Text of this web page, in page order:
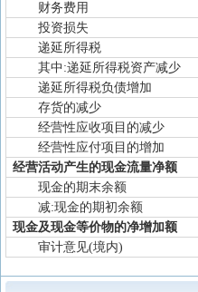
财务费用
投资损失
递延所得税
其中:递延所得税资产减少
递延所得税负债增加
存货的减少
经营性应收项目的减少
经营性应付项目的增加
经营活动产生的现金流量净额
现金的期末余额
减:现金的期初余额
现金及现金等价物的净增加额
审计意见(境内)